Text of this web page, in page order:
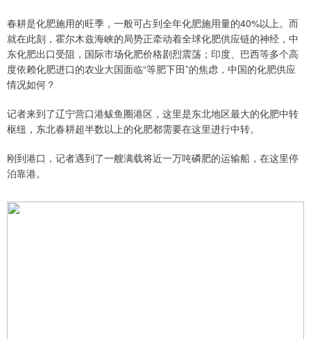
春耕是化肥施用的旺季，一般可占到全年化肥施用量的40%以上。而
就在此刻，霍尔木兹海峡的局势正牵动着全球化肥供应链的神经，中
东化肥出口受阻，国际市场化肥价格剧烈震荡；印度、巴西等多个高
度依赖化肥进口的农业大国面临“等肥下田”的焦虑，中国的化肥供应
情况如何？
记者来到了辽宁营口港鲅鱼圈港区，这里是东北地区最大的化肥中转
枢纽，东北春耕超半数以上的化肥都需要在这里进行中转。
刚到港口，记者遇到了一艘满载将近一万吨磷肥的运输船，在这里停
泊靠港。